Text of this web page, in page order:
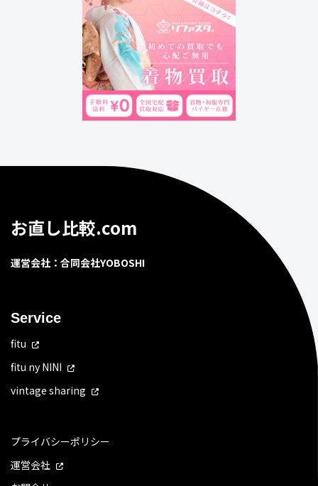
お直し比較.com
運営会社：合同会社YOBOSHI
Service
fitu
fitu ny NINI
vintage sharing
プライバシーポリシー
運営会社